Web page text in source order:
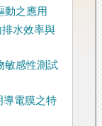
動之應用
水效率與
敏感性測試
導電膜之特